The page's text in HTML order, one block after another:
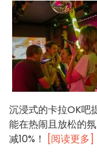
沉浸式的卡拉OK吧
能在热闹且放松的
减10%！
[阅读更多]